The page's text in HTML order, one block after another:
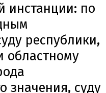
инстанции: по
республики,
областному
значения, суду